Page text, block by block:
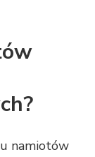
namiotów